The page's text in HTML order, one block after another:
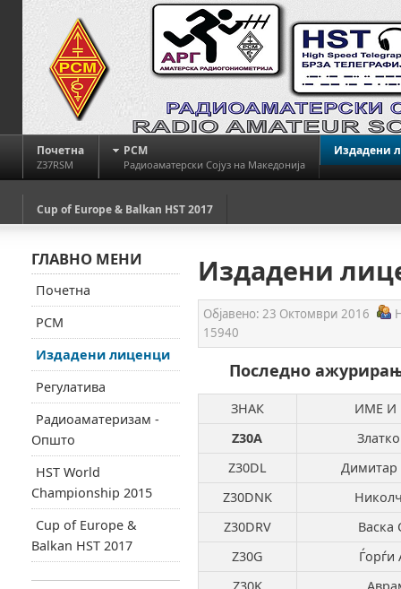
Почетна
Z37RSM
РСМ
Радиоаматерски Сојуз на Македонија
Издадени
Cup of Europe & Balkan HST 2017
Издадени
Објавено: 23 Октомври 2016
15940
Последно
ЗНАК
ИМЕ И
Z30A
Z30DL
Димитар
Z30DNK
Z30DRV
Васка
Z30G
Ѓорѓи
ГЛАВНО МЕНИ
Почетна
РСМ
Издадени лиценци
Регулатива
Радиоаматеризам -
Општо
HST World
Championship 2015
Cup of Europe &
Balkan HST 2017